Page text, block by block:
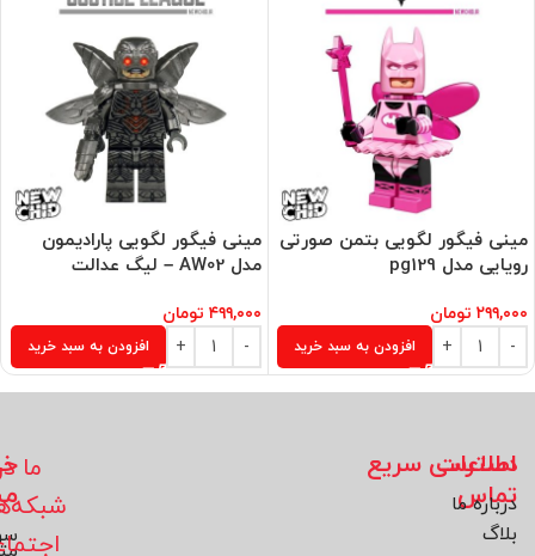
مینی فیگور لگویی بتمن صورتی
رویایی مدل pg129
۲۹۹,۰۰۰ تومان
افزودن به سبد خرید
مینی فیگور لگویی پارادیمون
مدل AW02 – لیگ عدالت
۴۹۹,۰۰۰ تومان
افزودن به سبد خرید
اطلاعات
تماس
دسترسی سریع
درباره ما
بلاگ
ما